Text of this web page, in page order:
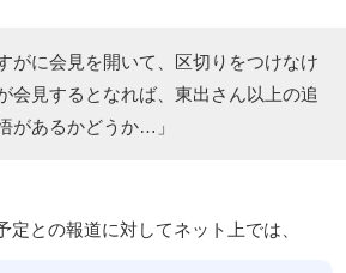
がに会見を開いて、区切りをつけなけ
会見するとなれば、東出さん以上の追
があるかどうか…」
との報道に対してネット上では、